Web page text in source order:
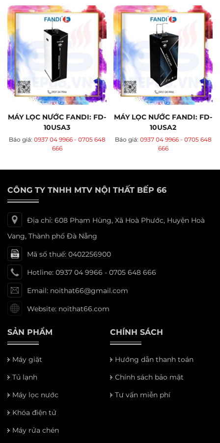
MÁY LỌC NƯỚC FANDI: FD-
10USA3
Báo giá: 0937 04 9966 - 0705 648
666
MÁY LỌC NƯỚC FANDI: FD-
10USA2
Báo giá: 0937 04 9966 - 0705 648
666
CÔNG TY TNHH MTV NỘI THẤT BẾP 66
Địa chỉ: 608 Phạm Hùng, Xã Hoà Phước, Huyện Hoà
Vang, Thành phố Đà Nẵng
Mã số thuế: 0402256900
Hotline: 0937 04 9966 - 0705 648 666
Email: noithat66@gmail.com
Website: noithat66.com
SẢN PHẨM
Máy giặt
Tủ lạnh
Máy lọc nước
Khóa điện tử
Máy rửa chén
CHÍNH SÁCH
Hướng dẫn thanh toán
Chính sách bảo mật
Tư vấn miễn phí